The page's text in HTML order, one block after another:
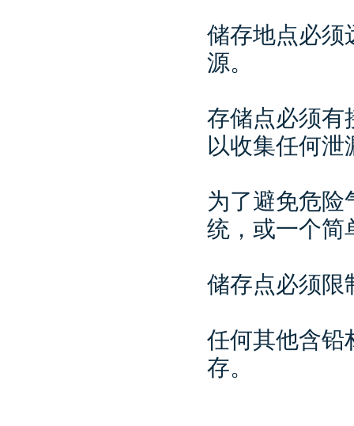
储存地点必须
源。
存储点必须有
以收集任何
为了避免危险
统，或一个简
储存点必须限
任何其他含铅
存。